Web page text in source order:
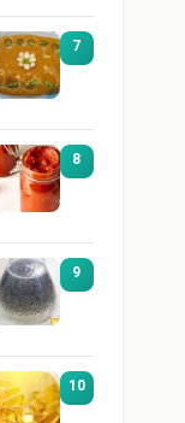
7
8
9
10